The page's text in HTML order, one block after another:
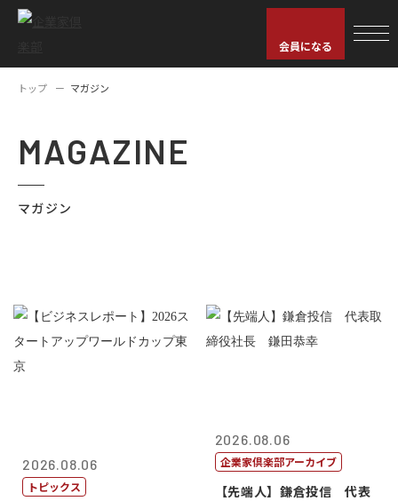
会員になる
トップ マガジン
MAGAZINE
マガジン
2026.08.06
トピックス
2026.08.06
企業家倶楽部アーカイブ
【先端人】鎌倉投信 代表